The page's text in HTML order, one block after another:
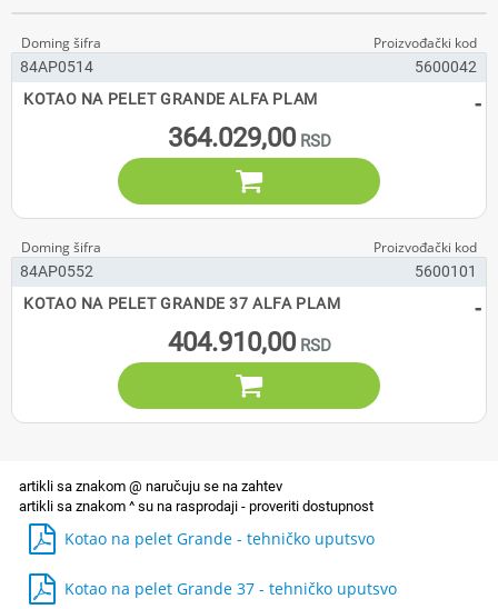
84AP0514
5600042
KOTAO NA PELET GRANDE ALFA PLAM
364.029,00
-

84AP0552
5600101
KOTAO NA PELET GRANDE 37 ALFA PLAM
404.910,00
-

Kotao na pelet Grande - tehničko uputsvo
Kotao na pelet Grande 37 - tehničko uputsvo